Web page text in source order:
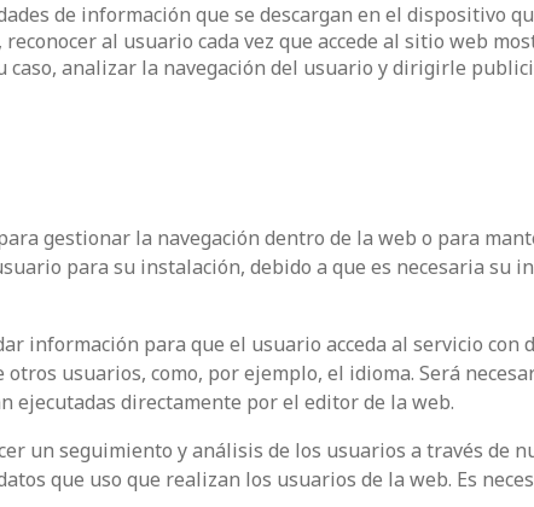
de información que se descargan en el dispositivo
al usuario cada vez que accede al sitio web
caso, analizar la navegación del usuario y dirigirle
gestionar la navegación dentro de la web o para
para su instalación, debido a que es necesaria su
información para que el usuario acceda al servicio con
usuarios, como, por ejemplo, el idioma. Será
ejecutadas directamente por el editor de la web.
un seguimiento y análisis de los usuarios a través de
que uso que realizan los usuarios de la web. Es